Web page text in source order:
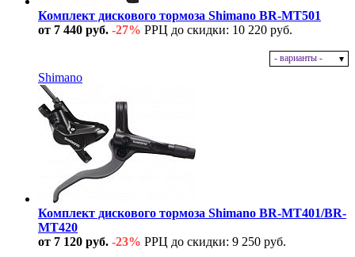
Комплект дискового тормоза Shimano BR-MT501
от 7 440 руб. -27% РРЦ до скидки: 10 220 руб.
- варианты -
Shimano
Комплект дискового тормоза Shimano BR-MT401/BR-
MT420
от 7 120 руб. -23% РРЦ до скидки: 9 250 руб.